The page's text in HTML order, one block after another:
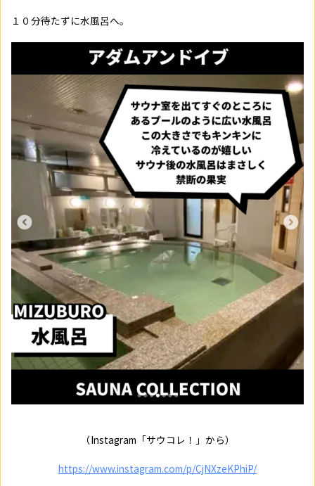
１０分待たずに水風呂へ。
（Instagram「サウコレ！」から）
https://www.instagram.com/p/CjNXzeKPhiP/